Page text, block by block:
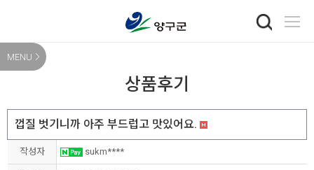
MENU
상품후기
껍질 벗기니까 아주 부드럽고 맛있어요.
작성자 sukm****